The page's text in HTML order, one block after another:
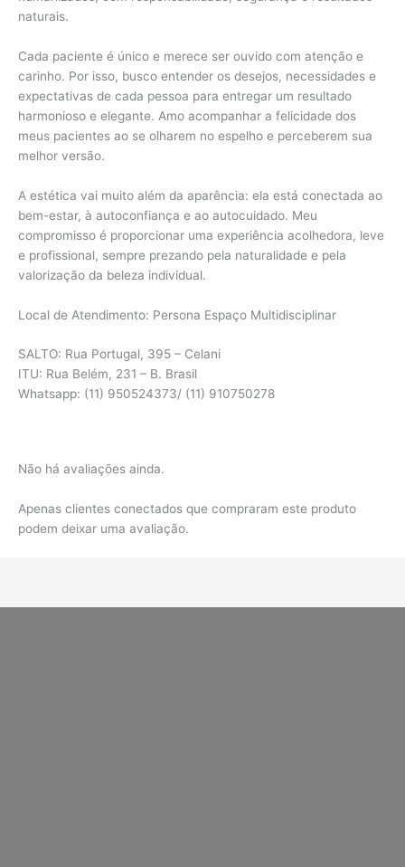
naturais.
Cada paciente é único e merece ser ouvido com atenção e
carinho. Por isso, busco entender os desejos, necessidades e
expectativas de cada pessoa para entregar um resultado
harmonioso e elegante. Amo acompanhar a felicidade dos
meus pacientes ao se olharem no espelho e perceberem sua
melhor versão.
A estética vai muito além da aparência: ela está conectada ao
bem-estar, à autoconfiança e ao autocuidado. Meu
compromisso é proporcionar uma experiência acolhedora, leve
e profissional, sempre prezando pela naturalidade e pela
valorização da beleza individual.
Local de Atendimento: Persona Espaço Multidisciplinar
SALTO: Rua Portugal, 395 – Celani
ITU: Rua Belém, 231 – B. Brasil
Whatsapp: (11) 950524373/ (11) 910750278
Não há avaliações ainda.
Apenas clientes conectados que compraram este produto
podem deixar uma avaliação.